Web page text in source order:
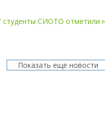
студенты СИОТО отметили
Показать еще новости